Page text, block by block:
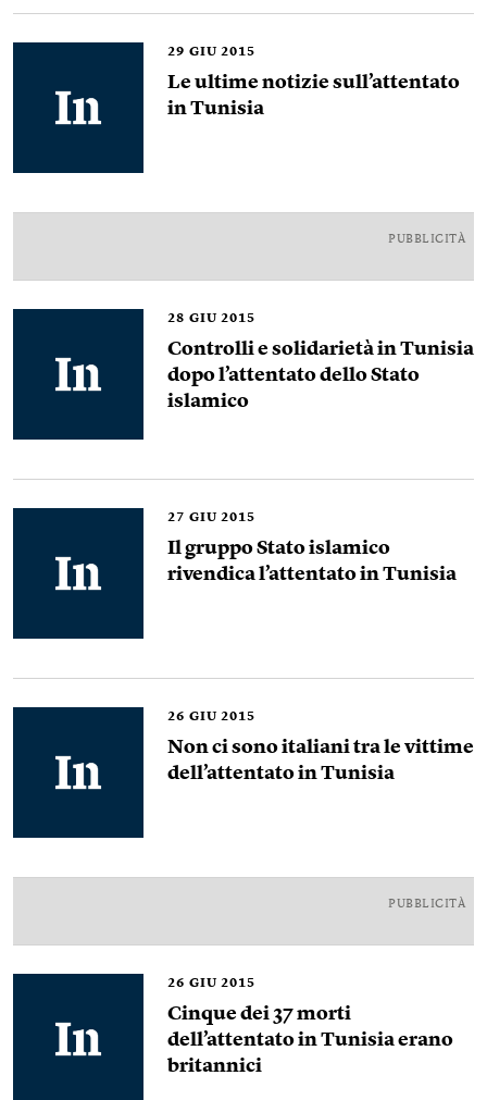
29 GIU 2015
Le ultime notizie sull’attentato
in Tunisia
PUBBLICITÀ
28 GIU 2015
Controlli e solidarietà in Tunisia
dopo l’attentato dello Stato
islamico
27 GIU 2015
Il gruppo Stato islamico
rivendica l’attentato in Tunisia
26 GIU 2015
Non ci sono italiani tra le vittime
dell’attentato in Tunisia
PUBBLICITÀ
26 GIU 2015
Cinque dei 37 morti
dell’attentato in Tunisia erano
britannici